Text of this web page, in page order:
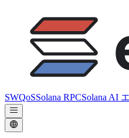
SWQoSSolana RPCSolana AI